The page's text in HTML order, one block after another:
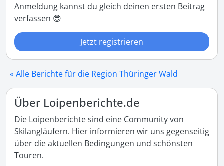
Anmeldung kannst du gleich deinen ersten Beitrag
verfassen 😎
Jetzt registrieren
« Alle Berichte für die Region Thüringer Wald
Über Loipenberichte.de
Die Loipenberichte sind eine Community von
Skilangläufern. Hier informieren wir uns gegenseitig
über die aktuellen Bedingungen und schönsten
Touren.